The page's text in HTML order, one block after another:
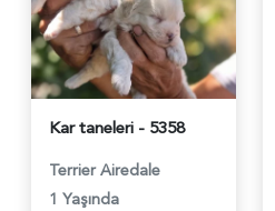
Kar taneleri - 5358
Terrier Airedale
1 Yaşında